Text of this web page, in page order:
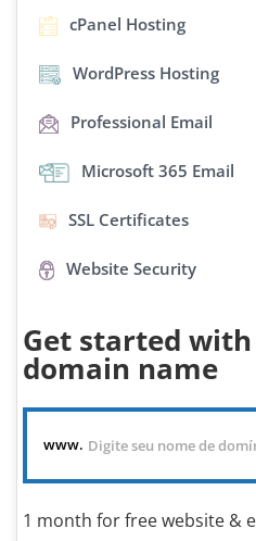
cPanel Hosting
WordPress Hosting
Professional Email
Microsoft 365 Email
SSL Certificates
Website Security
Get started
domain name
www.
1 month for free website &